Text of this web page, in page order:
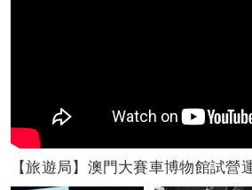
【旅遊局】澳門大賽車博物館試營